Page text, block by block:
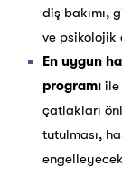
diş bakımı,
ve psikolojik
En uygun
programı ile
çatlakları
tutulması,